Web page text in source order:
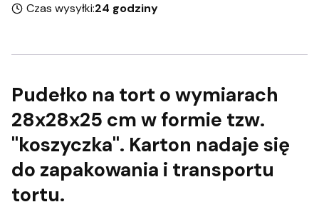
Czas wysyłki:24 godziny
Pudełko na tort o wymiarach
28x28x25 cm w formie tzw.
"koszyczka". Karton nadaje się
do zapakowania i transportu
tortu.